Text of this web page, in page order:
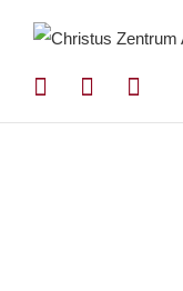
springen